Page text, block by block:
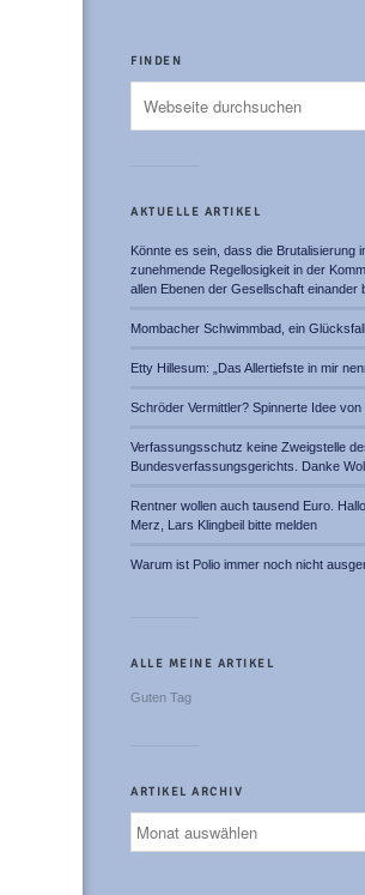
FINDEN
AKTUELLE ARTIKEL
Könnte es sein, dass die Brutalisierung
zunehmende Regellosigkeit in der
allen Ebenen der Gesellschaft einander
Mombacher Schwimmbad, ein
Etty Hillesum: „Das Allertiefste in mir
Schröder Vermittler? Spinnerte Idee von
Verfassungsschutz keine Zweigstelle
Bundesverfassungsgerichts. Danke
Rentner wollen auch tausend Euro.
Merz, Lars Klingbeil bitte melden
Warum ist Polio immer noch nicht
ALLE MEINE ARTIKEL
Guten Tag
ARTIKEL ARCHIV
Artikel
Archiv